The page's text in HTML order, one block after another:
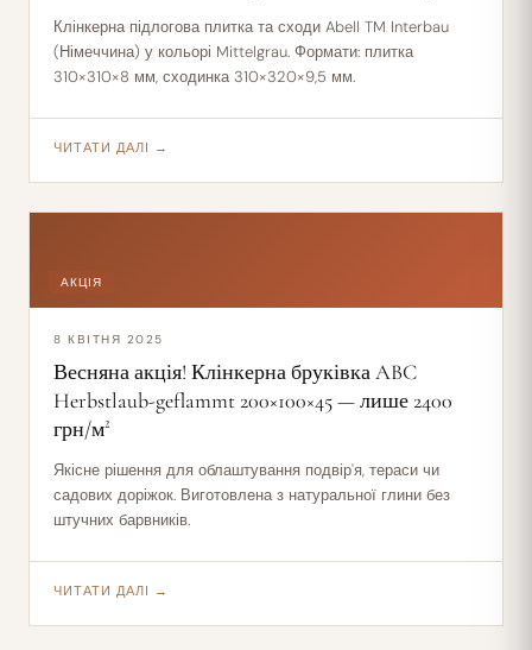
Клінкерна підлогова плитка та сходи Abell TM Interbau
(Німеччина) у кольорі Mittelgrau. Формати: плитка
310×310×8 мм, сходинка 310×320×9,5 мм.
ЧИТАТИ ДАЛІ →
АКЦІЯ
8 КВІТНЯ 2025
Весняна акція! Клінкерна бруківка ABC
Herbstlaub-geflammt 200×100×45 — лише 2400
грн/м²
Якісне рішення для облаштування подвір'я, тераси чи
садових доріжок. Виготовлена з натуральної глини без
штучних барвників.
ЧИТАТИ ДАЛІ →